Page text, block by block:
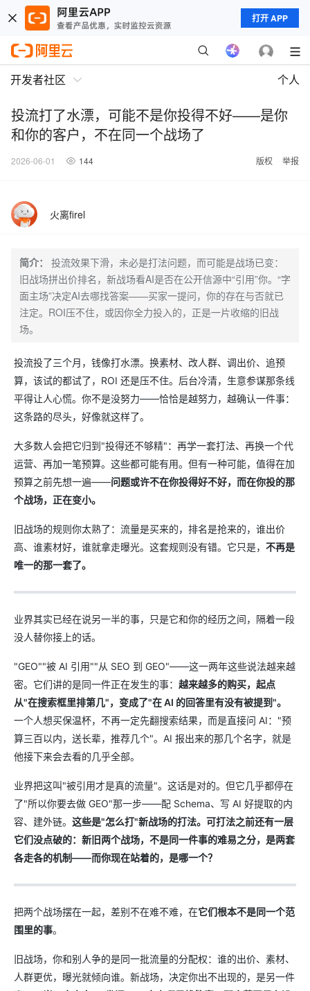
打开 APP
开发者社区 个人
投流打了水漂，可能不是你投得不好——是你
和你的客户，不在同一个战场了
2026-06-01 144 版权 举报
火离firel
简介：
投流效果下滑，未必是打法问题，而可能是战场已变：
旧战场拼出价排名，新战场看AI是否在公开信源中“引用”你。“字
面主场”决定AI去哪找答案——买家一提问，你的存在与否就已
注定。ROI压不住，或因你全力投入的，正是一片收缩的旧战
场。
投流投了三个月，钱像打水漂。换素材、改人群、调出价、追预
算，该试的都试了，ROI 还是压不住。后台冷清，生意参谋那条线
平得让人心慌。你不是没努力——恰恰是越努力，越确认一件事：
这条路的尽头，好像就这样了。
大多数人会把它归到"投得还不够精"：再学一套打法、再换一个代
运营、再加一笔预算。这些都可能有用。但有一种可能，值得在加
预算之前先想一遍——问题或许不在你投得好不好，而在你投的那
个战场，正在变小。
旧战场的规则你太熟了：流量是买来的，排名是抢来的，谁出价
高、谁素材好，谁就拿走曝光。这套规则没有错。它只是， 不再是
唯一的那一套了。
业界其实已经在说另一半的事，只是它和你的经历之间，隔着一段
没人替你接上的话。
"GEO""被 AI 引用""从 SEO 到 GEO"——这一两年这些说法越来越
密。它们讲的是同一件正在发生的事： 越来越多的购买，起点
从"在搜索框里排第几"，变成了"在 AI 的回答里有没有被提到"。
一个人想买保温杯，不再一定先翻搜索结果，而是直接问 AI："预
算三百以内，送长辈，推荐几个"。AI 报出来的那几个名字，就是
他接下来会去看的几乎全部。
业界把这叫"被引用才是真的流量"。这话是对的。但它几乎都停在
了"所以你要去做 GEO"那一步——配 Schema、写 AI 好提取的内
容、建外链。 这些是"怎么打"新战场的打法。可打法之前还有一层
它们没点破的：新旧两个战场，不是同一件事的难易之分，是两套
各走各的机制——而你现在站着的，是哪一个？
把两个战场摆在一起，差别不在难不难，在它们根本不是同一个范
围里的事。
旧战场，你和别人争的是同一批流量的分配权：谁的出价、素材、
人群更优，曝光就倾向谁。新战场，决定你出不出现的，是另一件